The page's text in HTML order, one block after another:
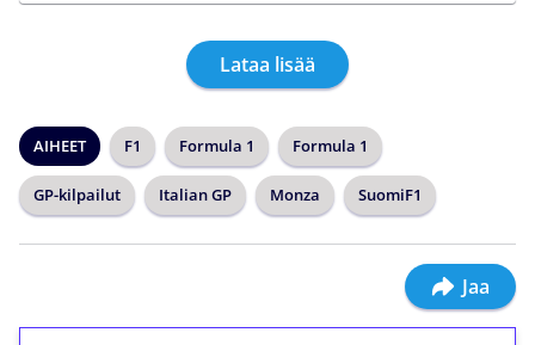
Lataa lisää
AIHEET F1 Formula 1 Formula 1
GP-kilpailut Italian GP Monza SuomiF1
Jaa